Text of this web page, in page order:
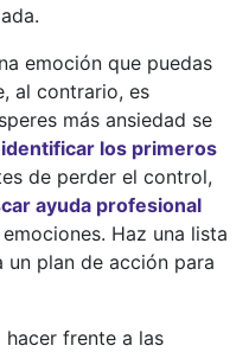
emoción que puedas
al contrario, es
más ansiedad se
identificar los primeros
de perder el control,
ayuda profesional
Haz una lista
plan de acción para
hacer frente a las